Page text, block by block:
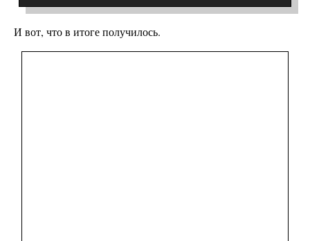
И вот, что в итоге получилось.